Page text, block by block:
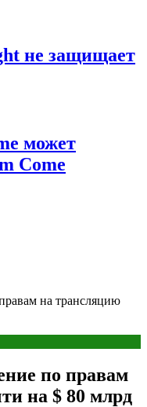
не защищает
может
Come
на трансляцию
по правам
на $ 80 млрд